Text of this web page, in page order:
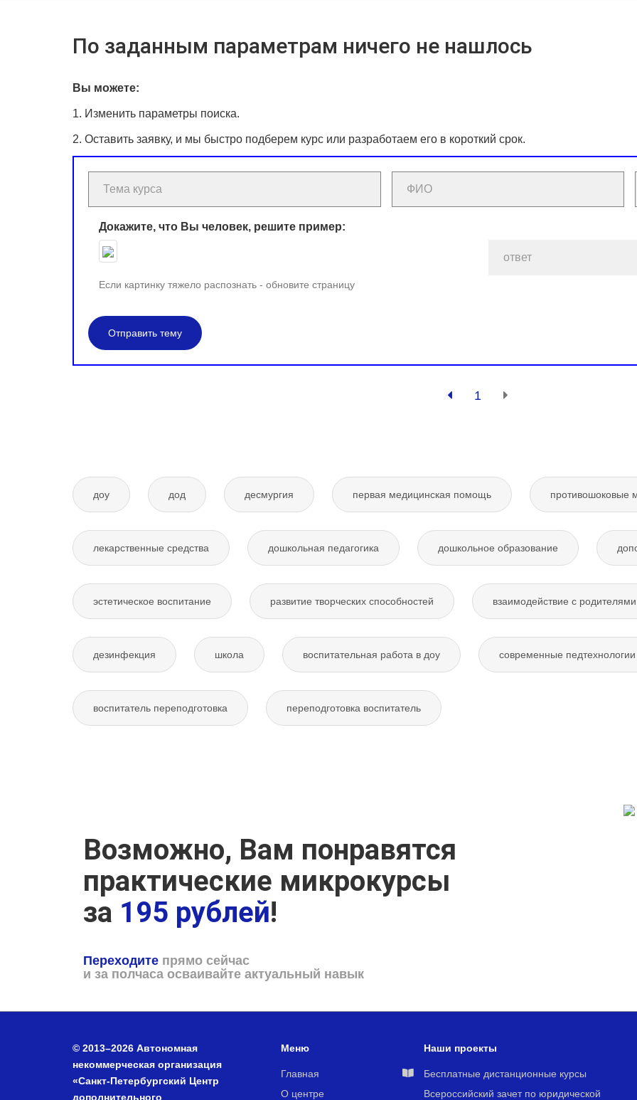
По заданным параметрам ничего не нашлось
Вы можете:
1. Изменить параметры поиска.
2. Оставить заявку, и мы быстро подберем курс или разработаем его в короткий срок.
Докажите, что Вы человек, решите пример:
Если картинку тяжело распознать - обновите страницу
Отправить тему
1
доу дод десмургия первая медицинская помощь противошоковые
лекарственные средства дошкольная педагогика дошкольное образование
эстетическое воспитание развитие творческих способностей взаимодействие с родителями
дезинфекция школа воспитательная работа в доу современные
воспитатель переподготовка переподготовка воспитатель
Возможно, Вам понравятся
практические микрокурсы
за 195 рублей!
Переходите прямо сейчас
и за полчаса осваивайте актуальный навык
© 2013–2026 Автономная
некоммерческая организация
«Санкт-Петербургский Центр
дополнительного
Меню
Главная
О центре
Наши проекты
Бесплатные дистанционные курсы
Всероссийский зачет по юридической